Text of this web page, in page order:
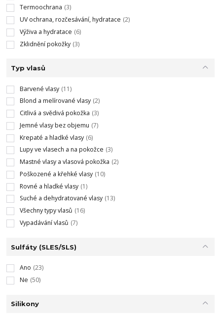
Termoochrana (3)
UV ochrana, rozčesávání, hydratace (2)
Výživa a hydratace (6)
Zklidnění pokožky (3)
Typ vlasů
Barvené vlasy (11)
Blond a melírované vlasy (2)
Citlivá a svědivá pokožka (3)
Jemné vlasy bez objemu (7)
Krepaté a hladké vlasy (6)
Lupy ve vlasech a na pokožce (3)
Mastné vlasy a vlasová pokožka (2)
Poškozené a křehké vlasy (10)
Rovné a hladké vlasy (1)
Suché a dehydratované vlasy (13)
Všechny typy vlasů (16)
Vypadávání vlasů (7)
Sulfáty (SLES/SLS)
Ano (23)
Ne (50)
Silikony